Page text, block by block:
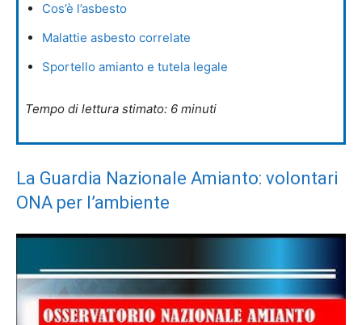
Cos’è l’asbesto
Malattie asbesto correlate
Sportello amianto e tutela legale
Tempo di lettura stimato: 6 minuti
La Guardia Nazionale Amianto: volontari
ONA per l’ambiente